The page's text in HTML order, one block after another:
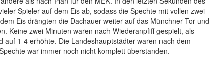
Spieler auf dem Eis ab, sodass die Spechte mit vollen zwei
Eis drängten die Dachauer weiter auf das Münchner Tor und
Keine zwei Minuten waren nach Wiederanpfiff gespielt, als
1-4 erhöhte. Die Landeshauptstädter waren nach dem
war immer noch nicht komplett überstanden.